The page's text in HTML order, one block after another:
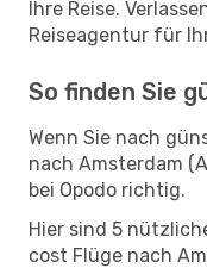
Ihre Reise.
Reiseagentur für
So finden Sie
Wenn Sie nach
nach Amsterdam
bei Opodo richtig.
Hier sind 5
cost Flüge nach